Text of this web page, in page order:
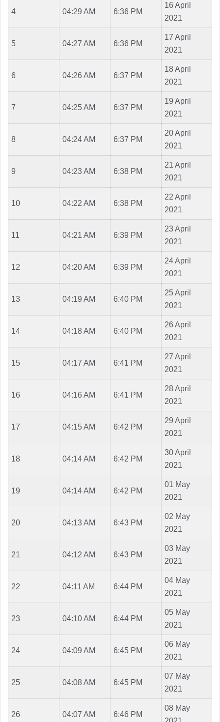
4 04:29 AM 6:36 PM
16 April
2021
5 04:27 AM 6:36 PM
17 April
2021
6 04:26 AM 6:37 PM
18 April
2021
7 04:25 AM 6:37 PM
19 April
2021
8 04:24 AM 6:37 PM
20 April
2021
9 04:23 AM 6:38 PM
21 April
2021
10 04:22 AM 6:38 PM
22 April
2021
11 04:21 AM 6:39 PM
23 April
2021
12 04:20 AM 6:39 PM
24 April
2021
13 04:19 AM 6:40 PM
25 April
2021
14 04:18 AM 6:40 PM
26 April
2021
15 04:17 AM 6:41 PM
27 April
2021
16 04:16 AM 6:41 PM
28 April
2021
17 04:15 AM 6:42 PM
29 April
2021
18 04:14 AM 6:42 PM
30 April
2021
19 04:14 AM 6:42 PM
01 May
2021
20 04:13 AM 6:43 PM
02 May
2021
21 04:12 AM 6:43 PM
03 May
2021
22 04:11 AM 6:44 PM
04 May
2021
23 04:10 AM 6:44 PM
05 May
2021
24 04:09 AM 6:45 PM
06 May
2021
25 04:08 AM 6:45 PM
07 May
2021
26 04:07 AM 6:46 PM
08 May